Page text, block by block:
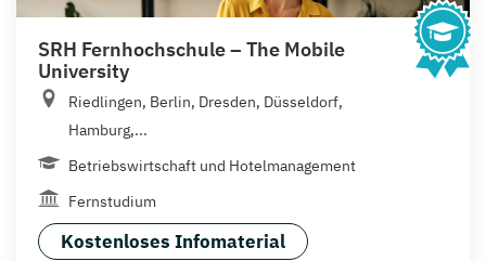
SRH Fernhochschule – The Mobile
University
Riedlingen, Berlin, Dresden, Düsseldorf,
Hamburg,...
Betriebswirtschaft und Hotelmanagement
Fernstudium
Kostenloses Infomaterial